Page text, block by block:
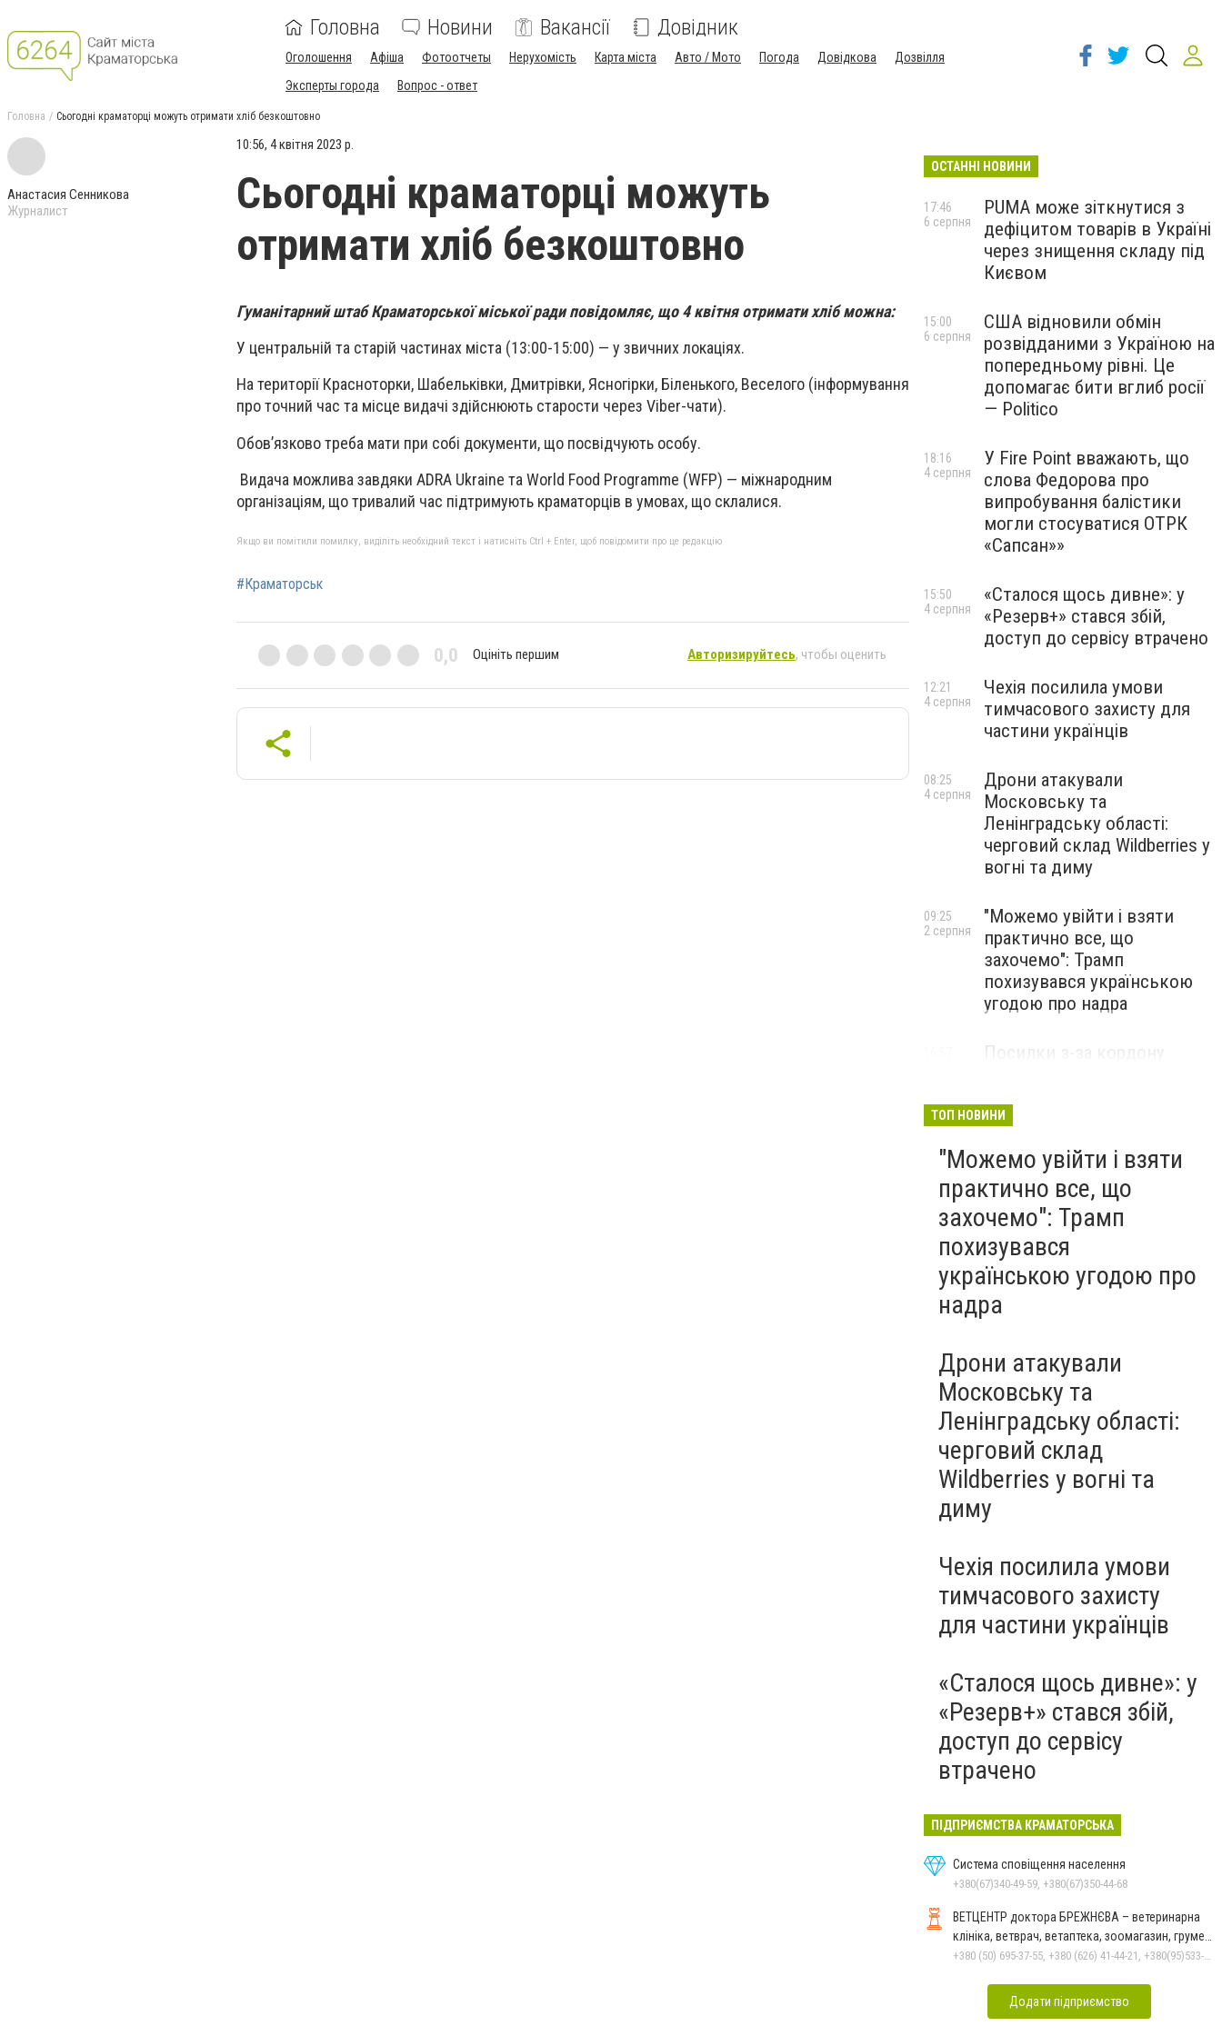
Головна Новини Вакансії Довідник
Оголошення Афіша Фотоотчеты Нерухомість Карта міста Авто / Мото Погода Довідкова
Дозвілля
Эксперты города
Вопрос - ответ
Головна Сьогодні краматорці можуть отримати хліб безкоштовно
Анастасия Сенникова
Журналист
10:56, 4 квітня 2023 р.
Сьогодні краматорці можуть
отримати хліб безкоштовно
Гуманітарний штаб Краматорської міської ради повідомляє, що 4 квітня отримати хліб можна:
У центральній та старій частинах міста (13:00-15:00) — у звичних локаціях.
На території Красноторки, Шабельківки, Дмитрівки, Ясногірки, Біленького, Веселого (інформування
про точний час та місце видачі здійснюють старости через Viber-чати).
Обовʼязково треба мати при собі документи, що посвідчують особу.
Видача можлива завдяки ADRA Ukraine та World Food Programme (WFP) — міжнародним
організаціям, що тривалий час підтримують краматорців в умовах, що склалися.
Якщо ви помітили помилку, виділіть необхідний текст і натисніть Ctrl + Enter, щоб повідомити про це редакцію
#Краматорськ
0,0 Оцініть першим Авторизируйтесь, чтобы оценить
ОСТАННІ НОВИНИ
PUMA може зіткнутися з
дефіцитом товарів в Україні
через знищення складу під
Києвом
17:46
6 серпня
США відновили обмін
розвідданими з Україною на
попередньому рівні. Це
допомагає бити вглиб росії
— Politico
15:00
6 серпня
У Fire Point вважають, що
слова Федорова про
випробування балістики
могли стосуватися ОТРК
«Сапсан»»
18:16
4 серпня
«Сталося щось дивне»: у
«Резерв+» стався збій,
доступ до сервісу втрачено
15:50
4 серпня
Чехія посилила умови
тимчасового захисту для
частини українців
12:21
4 серпня
Дрони атакували
Московську та
Ленінградську області:
черговий склад Wildberries у
вогні та диму
08:25
4 серпня
"Можемо увійти і взяти
практично все, що
захочемо": Трамп
похизувався українською
угодою про надра
09:25
2 серпня
Посилки з-за кордону
правила
ТОП НОВИНИ
"Можемо увійти і взяти
практично все, що
захочемо": Трамп
похизувався
українською угодою про
надра
Дрони атакували
Московську та
Ленінградську області:
черговий склад
Wildberries у вогні та
диму
Чехія посилила умови
тимчасового захисту
для частини українців
«Сталося щось дивне»: у
«Резерв+» стався збій,
доступ до сервісу
втрачено
ПІДПРИЄМСТВА КРАМАТОРСЬКА
Система сповіщення населення
+380(67)340-49-59, +380(67)350-44-68
ВЕТЦЕНТР доктора БРЕЖНЄВА – ветеринарна
клініка, ветврач, ветаптека, зоомагазин, грумер,
стрижки.
+380 (50) 695-37-55, +380 (626) 41-44-21, +380(95)533-90-03
Додати підприємство